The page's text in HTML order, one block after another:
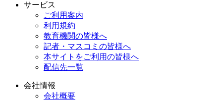
サービス
ご利用案内
利用規約
教育機関の皆様へ
記者・マスコミの皆様へ
本サイトをご利用の皆様へ
配信先一覧
会社情報
会社概要